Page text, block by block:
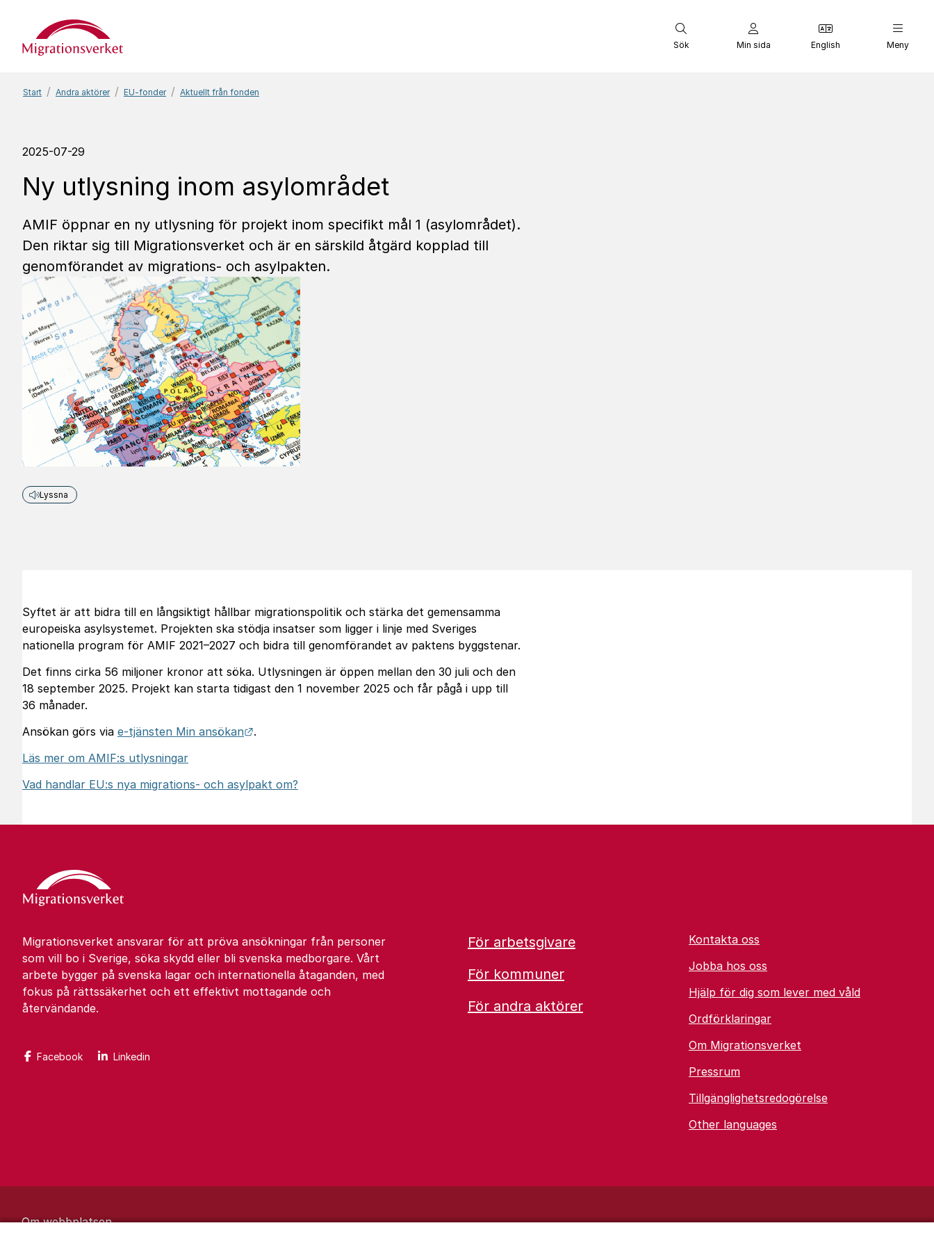
Start
Sök Min sida English Meny
Start Andra aktörer EU-fonder Aktuellt från fonden
2025-07-29
Ny utlysning inom asylområdet
AMIF öppnar en ny utlysning för projekt inom specifikt mål 1 (asylområdet).
Den riktar sig till Migrationsverket och är en särskild åtgärd kopplad till
genomförandet av migrations- och asylpakten.
Lyssna
Syftet är att bidra till en långsiktigt hållbar migrationspolitik och stärka det gemensamma
europeiska asylsystemet. Projekten ska stödja insatser som ligger i linje med Sveriges
nationella program för AMIF 2021–2027 och bidra till genomförandet av paktens byggstenar.
Det finns cirka 56 miljoner kronor att söka. Utlysningen är öppen mellan den 30 juli och den
18 september 2025. Projekt kan starta tidigast den 1 november 2025 och får pågå i upp till
36 månader.
Ansökan görs via e‑tjänsten Min ansökan Länk till annan webbplats.
.
Läs mer om AMIF:s utlysningar
Vad handlar EU:s nya migrations- och asylpakt om?
Migrationsverket ansvarar för att pröva ansökningar från personer
som vill bo i Sverige, söka skydd eller bli svenska medborgare. Vårt
arbete bygger på svenska lagar och internationella åtaganden, med
fokus på rättssäkerhet och ett effektivt mottagande och
återvändande.
Facebook Linkedin
För arbetsgivare
För kommuner
För andra aktörer
Kontakta oss
Jobba hos oss
Hjälp för dig som lever med våld
Ordförklaringar
Om Migrationsverket
Pressrum
Tillgänglighetsredogörelse
Other languages
Om webbplatsen